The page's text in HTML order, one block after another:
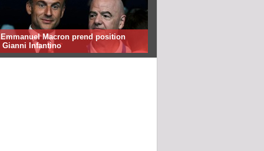
Emmanuel Macron prend position
Gianni Infantino